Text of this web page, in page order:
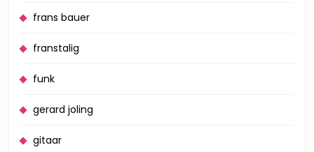
frans bauer
franstalig
funk
gerard joling
gitaar